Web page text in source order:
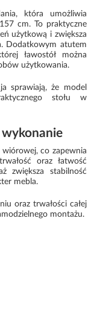
która umożliwia
cm. To praktyczne
użytkową i zwiększa
Dodatkowym atutem
ławostół można
użytkowania.
sprawiają, że model
stołu w
wiórowej, co zapewnia
oraz łatwość
zwiększa stabilność
mebla.
oraz trwałości całej
montażu.